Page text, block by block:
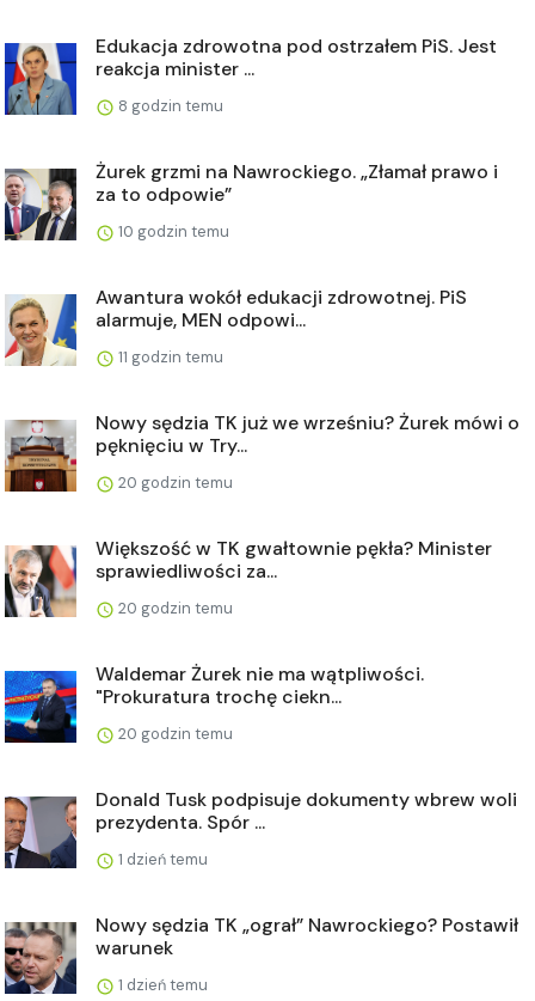
Edukacja zdrowotna pod ostrzałem PiS. Jest
reakcja minister ...
8 godzin temu
Żurek grzmi na Nawrockiego. „Złamał prawo i
za to odpowie”
10 godzin temu
Awantura wokół edukacji zdrowotnej. PiS
alarmuje, MEN odpowi...
11 godzin temu
Nowy sędzia TK już we wrześniu? Żurek mówi o
pęknięciu w Try...
20 godzin temu
Większość w TK gwałtownie pękła? Minister
sprawiedliwości za...
20 godzin temu
Waldemar Żurek nie ma wątpliwości.
"Prokuratura trochę ciekn...
20 godzin temu
Donald Tusk podpisuje dokumenty wbrew woli
prezydenta. Spór ...
1 dzień temu
Nowy sędzia TK „ograł” Nawrockiego? Postawił
warunek
1 dzień temu